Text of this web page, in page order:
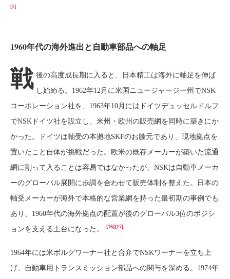
[5]
1960年代の海外進出と自動車部品への軸足
戦 後の高度成長期に入ると、日本精工は海外に軸足を伸ば
し始める。1962年12月に米国ニュージャージー州でNSK
コーポレーション社を、1963年10月にはドイツデュッセルドルフ
でNSKドイツ社を設立し、米州・欧州の販売網を同時に築きにか
かった。ドイツは軸受の本拠地SKFのお膝元であり、現地拠点を
置いたこと自体が挑戦だった。欧米の既存メーカーが築いた流通
網に割って入ることは容易ではなかったが、NSKは自動車メーカ
ーのグローバル展開に歩調を合わせて販売体制を整えた。日本の
軸受メーカーが海外で本格的な営業網を持った最初期の事例でも
あり、1960年代の海外拠点の配置が後のグローバル3位のポジシ
ョンを支える土台になった。
[16] [17]
1964年には米ボルグワーナー社と合弁でNSKワーナーを立ち上
げ、自動車用トランスミッション部品への関与を深める。1974年